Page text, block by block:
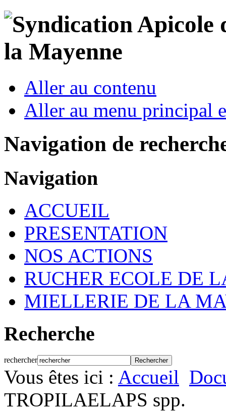
Aller au contenu
Aller au menu principal
Navigation de
Navigation
ACCUEIL
PRESENTATION
NOS ACTIONS
RUCHER ECOLE DE
MIELLERIE DE LA
Recherche
rechercher
Vous êtes ici : Accueil
TROPILAELAPS spp.